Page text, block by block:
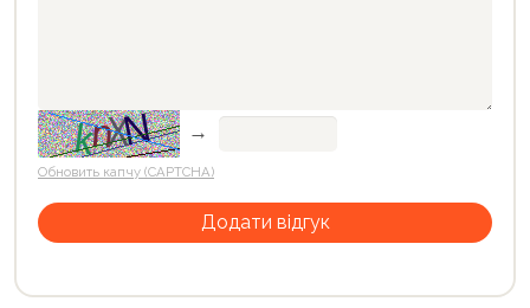
→
Обновить капчу (CAPTCHA)